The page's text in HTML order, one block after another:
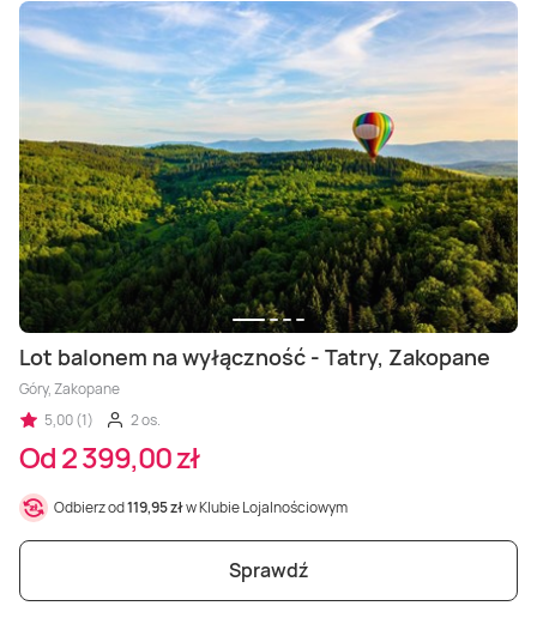
Lot balonem na wyłączność - Tatry, Zakopane
Góry, Zakopane
5,00 (1)
2 os.
Od 2 399,00 zł
Odbierz od119,95 złw Klubie Lojalnościowym
Sprawdź